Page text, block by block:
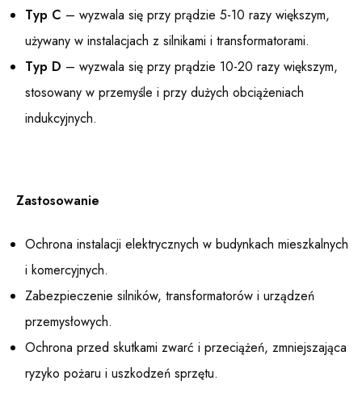
Typ C – wyzwala się przy prądzie 5-10 razy większym,
używany w instalacjach z silnikami i transformatorami.
Typ D – wyzwala się przy prądzie 10-20 razy większym,
stosowany w przemyśle i przy dużych obciążeniach
indukcyjnych.
Zastosowanie
Ochrona instalacji elektrycznych w budynkach mieszkalnych
i komercyjnych.
Zabezpieczenie silników, transformatorów i urządzeń
przemysłowych.
Ochrona przed skutkami zwarć i przeciążeń, zmniejszająca
ryzyko pożaru i uszkodzeń sprzętu.